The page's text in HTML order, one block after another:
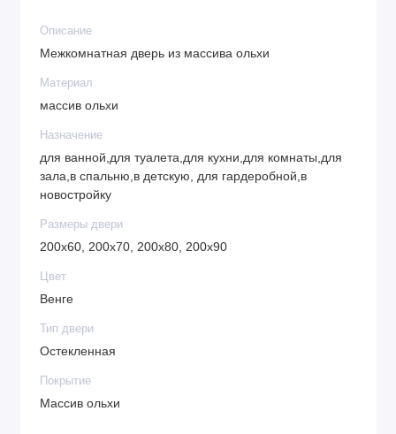
Описание
Межкомнатная дверь из массива ольхи
Материал
массив ольхи
Назначение
для ванной,для туалета,для кухни,для комнаты,для
зала,в спальню,в детскую, для гардеробной,в
новостройку
Размеры двери
200х60, 200х70, 200х80, 200х90
Цвет
Венге
Тип двери
Остекленная
Покрытие
Массив ольхи